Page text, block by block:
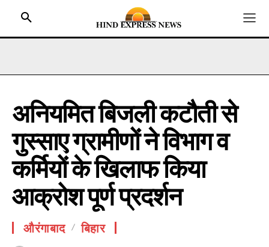
HOME
BIHAR
JHARKHAND
UTTAR PRADESH
MADHYA PRADESH
NATIONAL NEWS
अनियमित बिजली कटौती से
गुस्साए ग्रामीणों ने विभाग व
कर्मियों के खिलाफ किया
आक्रोश पूर्ण प्रदर्शन
औरंगाबाद बिहार